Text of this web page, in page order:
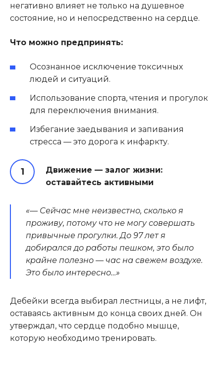
негативно влияет не только на душевное
состояние, но и непосредственно на сердце.
Что можно предпринять:
Осознанное исключение токсичных
людей и ситуаций.
Использование спорта, чтения и прогулок
для переключения внимания.
Избегание заедывания и запивания
стресса — это дорога к инфаркту.
Движение — залог жизни:
оставайтесь активными
«— Сейчас мне неизвестно, сколько я
проживу, потому что не могу совершать
привычные прогулки. До 97 лет я
добирался до работы пешком, это было
крайне полезно — час на свежем воздухе.
Это было интересно…»
Дебейки всегда выбирал лестницы, а не лифт,
оставаясь активным до конца своих дней. Он
утверждал, что сердце подобно мышце,
которую необходимо тренировать.